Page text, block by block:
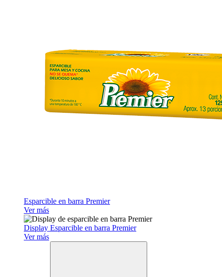
Esparcible en barra Premier
Ver más
Display Esparcible en barra Premier
Ver más